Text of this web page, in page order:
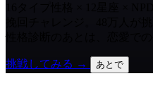
挑戦してみる → あとで